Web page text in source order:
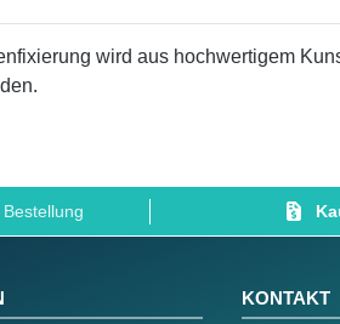
wird aus hochwertigem
KONTAKT